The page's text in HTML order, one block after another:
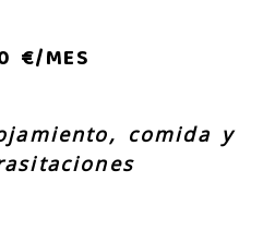
€/MES
comida y